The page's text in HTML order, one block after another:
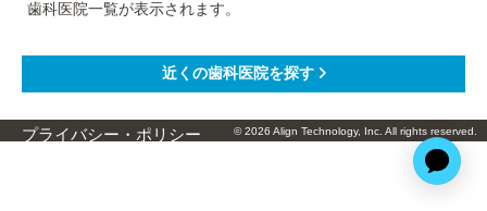
歯科医院一覧が表示されます。
プライバシー・ポリシー © 2026 Align Technology, Inc. All rights reserved.